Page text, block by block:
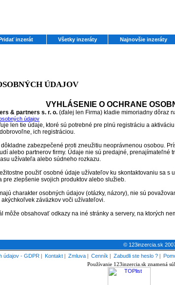
inzerát Všetky inzeráty Najnovšie inzeráty
ÚDAJOV
VYHLÁSENIE O OCHRANE
& partners s. r. o. (ďalej len Firma) kladie mimoriadny dôraz
údajov
len tie údaje, ktoré sú potrebné pre plnú registráciu a
dobrovoľne, ich registráciou.
zabezpečené proti zneužitiu neoprávnenou osobou.
alebo partnerov firmy. Údaje nie sú predajné, prenajímateľné
užívateľa alebo súdneho rozkazu.
použiť osobné údaje užívateľov ku skontaktovaniu sa s
pre zlepšenie svojich produktov alebo služieb.
charakter osobných údajov (otázky, názory), nie sú
záväzkov voči užívateľovi.
môže obsahovať odkazy na iné stránky a servery, na ktorých
© 123inzercia.sk
údajov - GDPR | Kontakt | Zmluva | Cenník | Zabudli ste heslo ? |
Používanie 123inzercia.sk znamená